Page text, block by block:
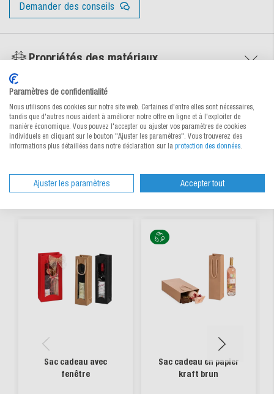
Demander des conseils
Propriétés des matériaux
Documents
Produits alternatifs
Sac cadeau avec
fenêtre
Sac cadeau en papier
kraft brun
Paramètres de confidentialité
Nous utilisons des cookies sur notre site web. Certaines d'entre elles sont nécessaires,
tandis que d'autres nous aident à améliorer notre offre en ligne et à l'exploiter de
manière économique. Vous pouvez l'accepter ou ajuster vos paramètres de cookies
individuels en cliquant sur le bouton "Ajuster les paramètres". Vous trouverez des
informations plus détaillées dans notre déclaration sur la protection des données.
Ajuster les paramètres Accepter tout